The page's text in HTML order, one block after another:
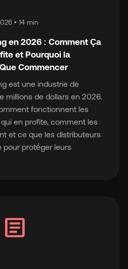
• 14 min
en 2026 : Comment Ça
et Pourquoi la
Commencer
est une industrie de
millions de dollars en 2026.
fonctionnent les
en profite, comment les
et ce que les distributeurs
pour protéger leurs
article